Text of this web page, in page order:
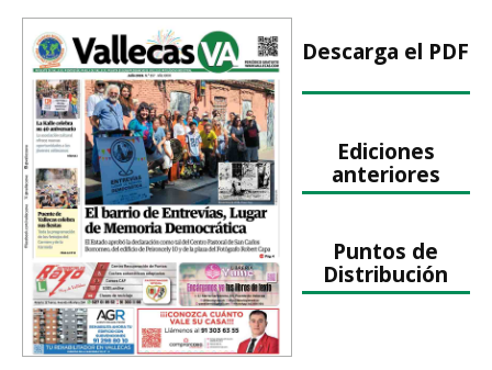
Descarga el PDF
Ediciones
anteriores
Puntos de
Distribución